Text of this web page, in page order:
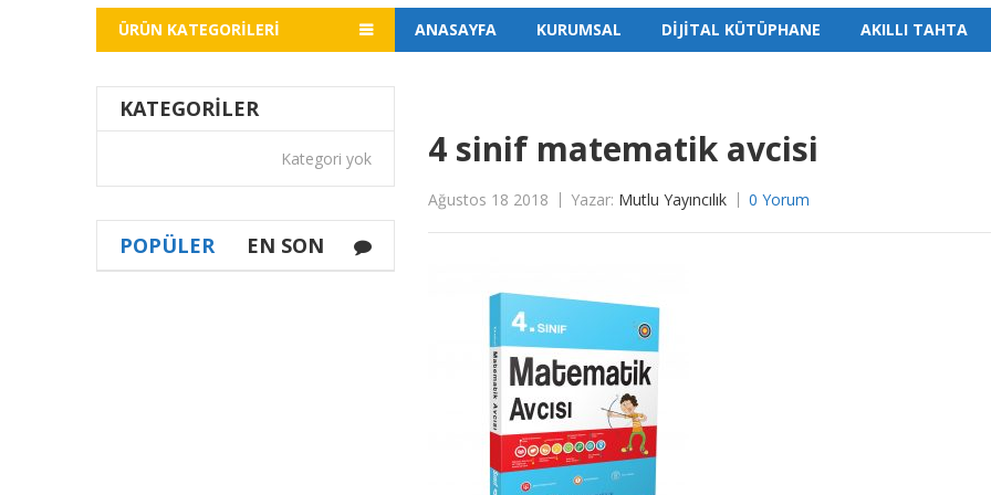
ÜRÜN KATEGORILERI ANASAYFA KURUMSAL DİJİTAL KÜTÜPHANE AKILLI TAHTA
KATEGORILER
Kategori yok
POPÜLER EN SON
4 sinif matematik avcisi
Ağustos 18 2018 Yazar: Mutlu Yayıncılık 0 Yorum